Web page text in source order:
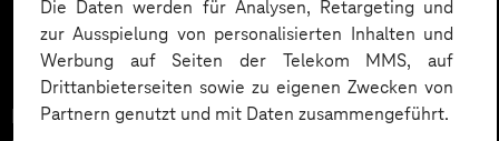
Die Daten werden für Analysen, Retargeting und
zur Ausspielung von personalisierten Inhalten und
Werbung auf Seiten der Telekom MMS, auf
Drittanbieterseiten sowie zu eigenen Zwecken von
Partnern genutzt und mit Daten zusammengeführt.
Morgen gestalten.
Neue Chancen für Gesundheitsfürsorge und